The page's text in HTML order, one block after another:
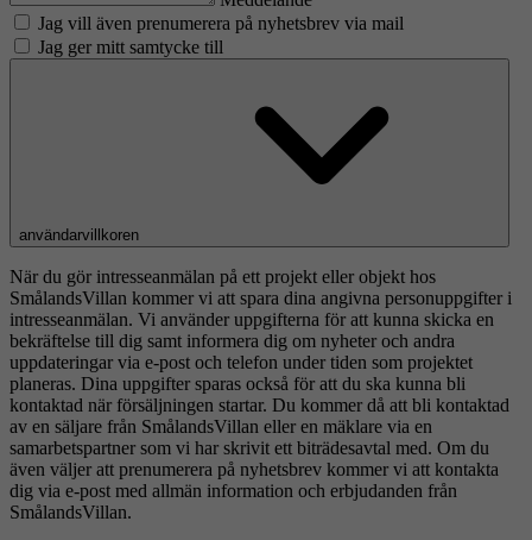
Jag vill även prenumerera på nyhetsbrev via mail
Jag ger mitt samtycke till
användarvillkoren
När du gör intresseanmälan på ett projekt eller objekt hos
SmålandsVillan kommer vi att spara dina angivna personuppgifter i
intresseanmälan. Vi använder uppgifterna för att kunna skicka en
bekräftelse till dig samt informera dig om nyheter och andra
uppdateringar via e-post och telefon under tiden som projektet
planeras. Dina uppgifter sparas också för att du ska kunna bli
kontaktad när försäljningen startar. Du kommer då att bli kontaktad
av en säljare från SmålandsVillan eller en mäklare via en
samarbetspartner som vi har skrivit ett biträdesavtal med. Om du
även väljer att prenumerera på nyhetsbrev kommer vi att kontakta
dig via e-post med allmän information och erbjudanden från
SmålandsVillan.